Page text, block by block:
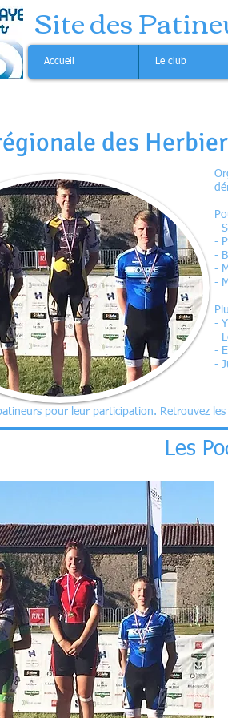
Site des
Accueil Le club
des
-
-
-
-
-
-
-
-
-
pour leur participation. Retrouvez
Les